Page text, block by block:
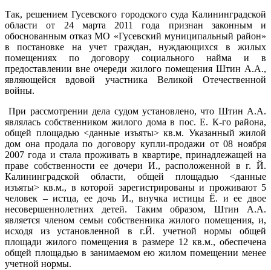
Так, решением Гусевского городского суда Калининградской
области от 24 марта 2011 года признан законным и
обоснованным отказ МО «Гусевский муниципальный район»
в постановке на учет граждан, нуждающихся в жилых
помещениях по договору социального найма и в
предоставлении вне очереди жилого помещения Штин А.А.,
являющейся вдовой участника Великой Отечественной
войны.
При рассмотрении дела судом установлено, что Штин А.А.
являлась собственником жилого дома в пос. Е. К-го района,
общей площадью <данные изъяты> кв.м. Указанный жилой
дом она продала по договору купли-продажи от 08 ноября
2007 года и стала проживать в квартире, принадлежащей на
праве собственности ее дочери И., расположенной в г. Й.
Калининградской области, общей площадью <данные
изъяты> кв.м., в которой зарегистрированы и проживают 5
человек – истца, ее дочь И., внучка истицы Ё. и ее двое
несовершеннолетних детей. Таким образом, Штин А.А.
является членом семьи собственника жилого помещения, и,
исходя из установленной в г.Й. учетной нормы общей
площади жилого помещения в размере 12 кв.м., обеспечена
общей площадью в занимаемом ею жилом помещении менее
учетной нормы.